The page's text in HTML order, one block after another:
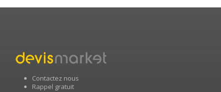
Contactez nous
Rappel gratuit